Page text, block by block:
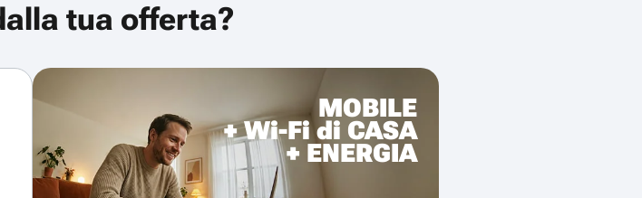
tua offerta?
MOBILE
+ Wi-Fi di CASA
+ ENERGIA